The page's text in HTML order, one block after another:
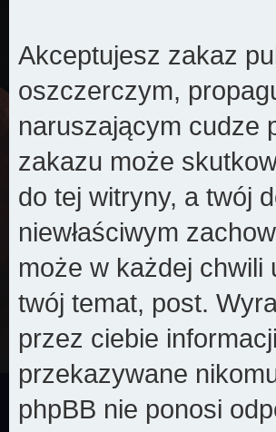
Akceptujesz zakaz
oszczerczym,
naruszającym cudze
zakazu może
do tej witryny, a twój
niewłaściwym
może w każdej
twój temat, post.
przez ciebie
przekazywane
phpBB nie ponosi